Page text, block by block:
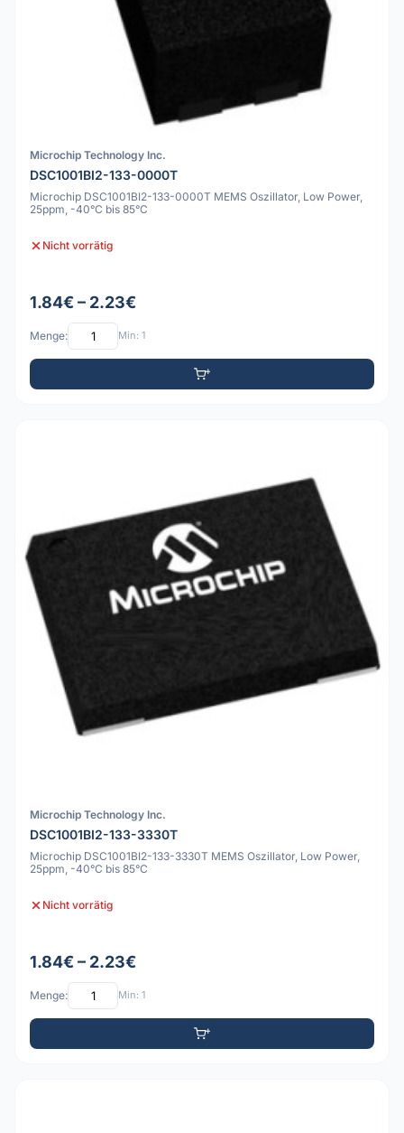
Microchip Technology Inc.
DSC1001BI2-133-0000T
Microchip DSC1001BI2-133-0000T MEMS Oszillator, Low Power,
25ppm, -40°C bis 85°C
Nicht vorrätig
1.84€ – 2.23€
Menge: Min: 1
Microchip Technology Inc.
DSC1001BI2-133-3330T
Microchip DSC1001BI2-133-3330T MEMS Oszillator, Low Power,
25ppm, -40°C bis 85°C
Nicht vorrätig
1.84€ – 2.23€
Menge: Min: 1